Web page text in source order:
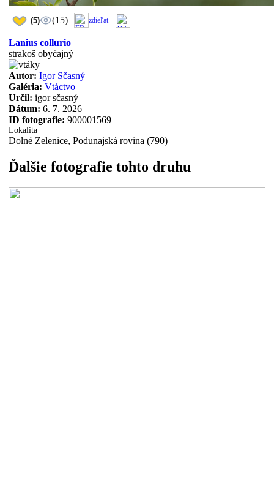
(5) (15) zdieľať
Lanius collurio
strakoš obyčajný
Autor: Igor Sčasný
Galéria: Vtáctvo
Určil: igor sčasný
Dátum: 6. 7. 2026
ID fotografie: 900001569
Lokalita
Dolné Zelenice, Podunajská rovina (790)
Ďalšie fotografie tohto druhu